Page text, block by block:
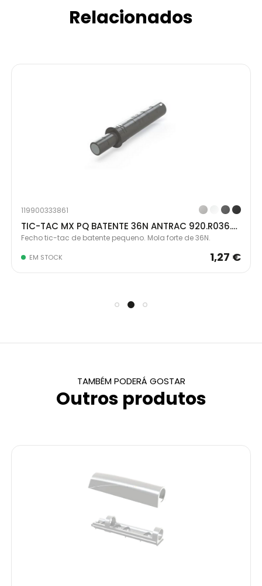
Relacionados
119900333861
TIC-TAC MX PQ BATENTE 36N ANTRAC 920.R036.76.00
Fecho tic-tac de batente pequeno. Mola forte de 36N.
EM STOCK 1,27 €
TAMBÉM PODERÁ GOSTAR
Outros produtos